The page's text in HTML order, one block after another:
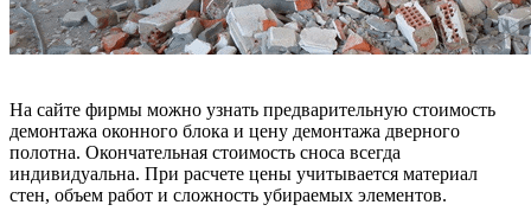
На сайте фирмы можно узнать предварительную стоимость
демонтажа оконного блока и цену демонтажа дверного
полотна. Окончательная стоимость сноса всегда
индивидуальна. При расчете цены учитывается материал
стен, объем работ и сложность убираемых элементов.